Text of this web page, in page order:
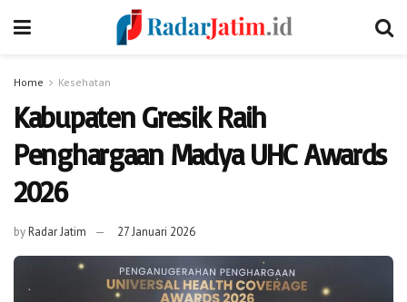
Home Kesehatan
Kabupaten Gresik Raih
Penghargaan Madya UHC Awards
2026
byRadar Jatim 27 Januari 2026